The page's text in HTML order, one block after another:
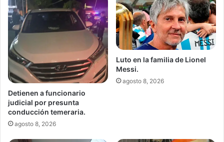
Detienen a funcionario
judicial por presunta
conducción temeraria.
agosto 8, 2026
Luto en la familia de Lionel
Messi.
agosto 8, 2026